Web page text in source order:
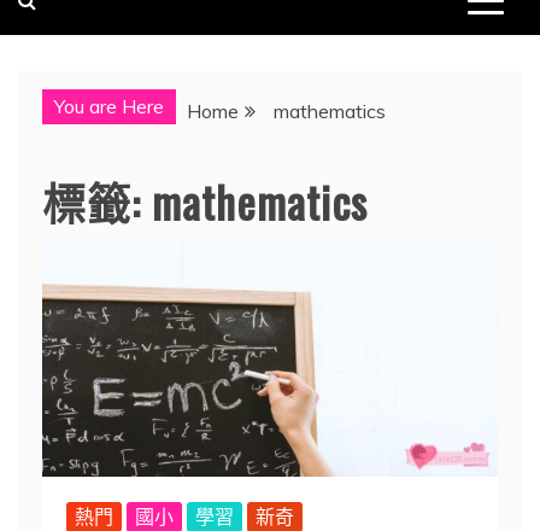
You are Here Home mathematics
標籤: mathematics
熱門 國小 學習 新奇